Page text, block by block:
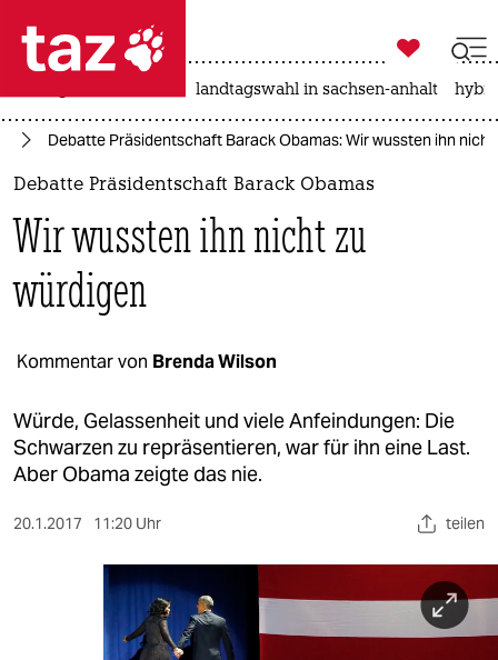
 taz zahl ich
taz zahl ich
politik
öko
gesellschaft
sport

taz zahl ich
landtagswahl in sachsen-anhalt
Debatte Präsidentschaft Barack Obamas: Wir wussten ihn
Debatte Präsidentschaft Barack Obamas
Wir wussten ihn nicht zu
würdigen
Kommentar von Brenda Wilson
Würde, Gelassenheit und viele Anfeindungen: Die
Schwarzen zu repräsentieren, war für ihn eine Last.
Aber Obama zeigte das nie.
20.1.2017 11:20 Uhr teilen